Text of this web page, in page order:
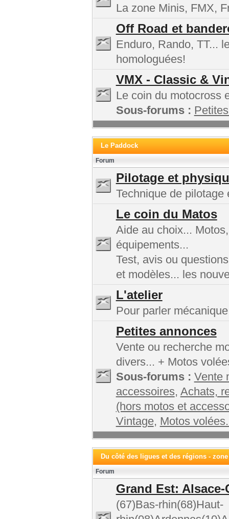
La zone Minis, FMX,
Off Road et
Enduro, Rando, TT...
homologuées!
VMX - Classic &
Le coin du motocross
Sous-forums :
Le Paddock
Forum
Pilotage et
Technique de
Le coin du Matos
Aide au choix...
équipements...
Test, avis ou
et modèles... les
L'atelier
Pour parler
Petites annonces
Vente ou recherche
divers... + Motos
Sous-forums : Vente
accessoires, Achats,
(hors motos et
Vintage, Motos
Du côté des ligues et des régions -
Forum
Grand Est:
(67)Bas-rhin(68)Haut-